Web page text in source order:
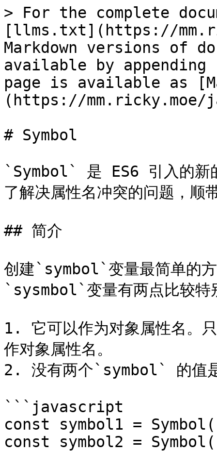
> For the complete
[llms.txt](https://
Markdown versions of
available by
page is available as
(https://mm.ricky.moe/
# Symbol
`Symbol` 是 ES6 引入的新
了解决属性名冲突的问题，顺
## 简介
创建`symbol`变量最简单的
`sysmbol`变量有两点比较特
1. 它可以作为对象属性名。
作对象属性名。
2. 没有两个`symbol` 的值
```javascript
const symbol1 =
const symbol2 =